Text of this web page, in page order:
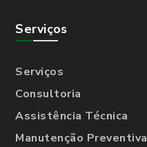
Serviços
Serviços
Consultoria
Assistência Técnica
Manutenção Preventiva